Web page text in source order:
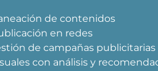
de contenidos
en redes
de campañas publicitarias
con análisis y